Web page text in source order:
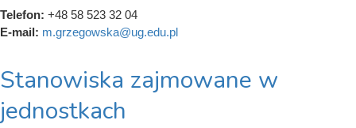
Telefon: +48 58 523 32 04
E-mail: m.grzegowska@ug.edu.pl
Stanowiska zajmowane w
jednostkach